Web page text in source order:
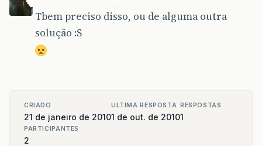
Tbem preciso disso, ou de alguma outra
solução :S
CRIADO
21 de janeiro de 2010
ULTIMA RESPOSTA
1 de out. de 2010
RESPOSTAS
1
PARTICIPANTES
2